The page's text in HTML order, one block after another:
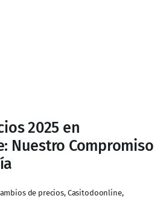
2025 en
Nuestro Compromiso
de precios, Casitodoonline,